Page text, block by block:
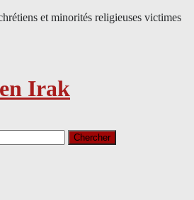
et minorités religieuses victimes